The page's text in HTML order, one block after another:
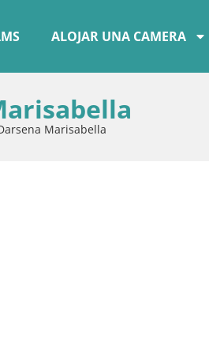
ALOJAR UNA CAMERA
Marisabella